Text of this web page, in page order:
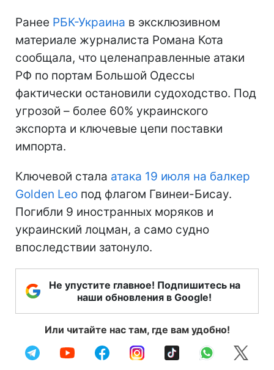
Ранее РБК-Украина в эксклюзивном
материале журналиста Романа Кота
сообщала, что целенаправленные атаки
РФ по портам Большой Одессы
фактически остановили судоходство. Под
угрозой – более 60% украинского
экспорта и ключевые цепи поставки
импорта.
Ключевой стала атака 19 июля на балкер
Golden Leo под флагом Гвинеи-Бисау.
Погибли 9 иностранных моряков и
украинский лоцман, а само судно
впоследствии затонуло.
Не упустите главное! Подпишитесь на
наши обновления в Google!
Или читайте нас там, где вам удобно!